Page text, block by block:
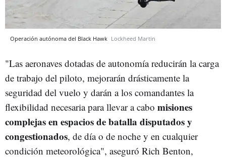
Operación autónoma del Black Hawk Lockheed Martin
"Las aeronaves dotadas de autonomía reducirán la carga
de trabajo del piloto, mejorarán drásticamente la
seguridad del vuelo y darán a los comandantes la
flexibilidad necesaria para llevar a cabo misiones
complejas en espacios de batalla disputados y
congestionados, de día o de noche y en cualquier
condición meteorológica", aseguró Rich Benton,